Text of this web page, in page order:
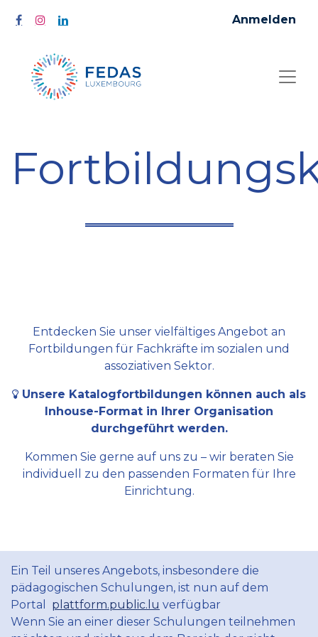
Anmelden
Entdecken Sie unser vielfältiges Angebot an
Fortbildungen für Fachkräfte im sozialen und
assoziativen Sektor.
Unsere Katalogfortbildungen können auch als
Inhouse-Format in Ihrer Organisation
durchgeführt werden.
Kommen Sie gerne auf uns zu – wir beraten Sie
individuell zu den passenden Formaten für Ihre
Einrichtung.
Ein Teil unseres Angebots, insbesondere die
pädagogischen Schulungen, ist nun auf dem
Portal plattform.public.lu verfügbar
Wenn Sie an einer dieser Schulungen teilnehmen